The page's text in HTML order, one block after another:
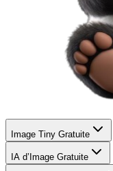
Image Tiny Gratuite
IA d’Image Gratuite